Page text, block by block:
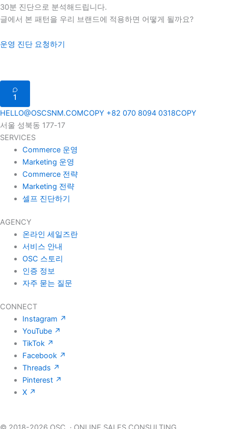
30분 진단으로 분석해드립니다.
글에서 본 패턴을 우리 브랜드에 적용하면 어떻게 될까요?
운영 진단 요청하기
1
HELLO@OSCSNM.COMCOPY +82 070 8094 0318COPY
서울 성북동 177-17
SERVICES
Commerce 운영
Marketing 운영
Commerce 전략
Marketing 전략
셀프 진단하기
AGENCY
온라인 세일즈란
서비스 안내
OSC 스토리
인증 정보
자주 묻는 질문
CONNECT
Instagram ↗
YouTube ↗
TikTok ↗
Facebook ↗
Threads ↗
Pinterest ↗
X ↗